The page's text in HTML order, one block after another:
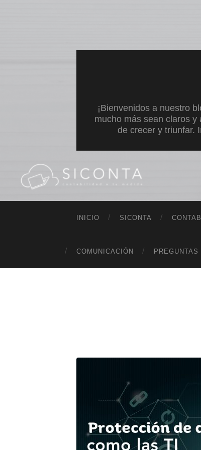
¡Bienvenidos a nuestro
mucho más sean claros
de crecer y triunfar.
INICIO SICONTA
COMUNICACIÓN